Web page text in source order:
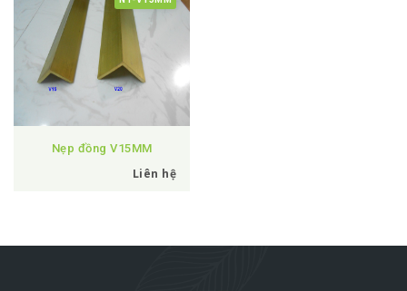
Nẹp đồng V15MM
Liên hệ